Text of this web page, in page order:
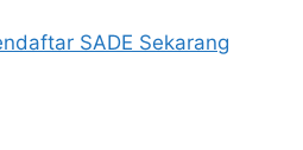
SADE Sekarang